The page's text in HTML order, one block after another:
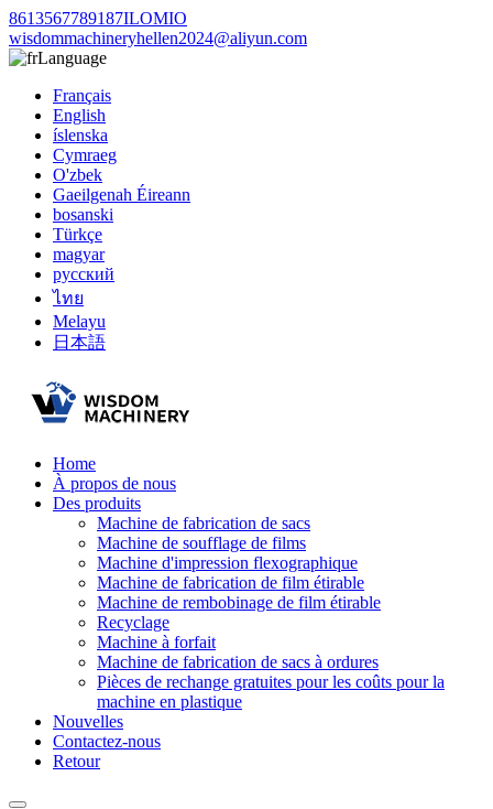
8613567789187ILOMIO
wisdommachineryhellen2024@aliyun.com
Language
Français
English
íslenska
Cymraeg
O'zbek
Gaeilgenah Éireann
bosanski
Türkçe
magyar
русский
ไทย
Melayu
日本語
Home
À propos de nous
Des produits
Machine de fabrication de sacs
Machine de soufflage de films
Machine d'impression flexographique
Machine de fabrication de film étirable
Machine de rembobinage de film étirable
Recyclage
Machine à forfait
Machine de fabrication de sacs à ordures
Pièces de rechange gratuites pour les coûts pour la
machine en plastique
Nouvelles
Contactez-nous
Retour